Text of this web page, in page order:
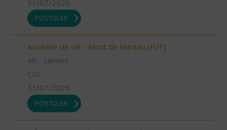
31/07/2026
POSTULER
Auxiliaire de vie - Mont de Marsan (H/F)
40 - Landes
CDI
31/07/2026
POSTULER